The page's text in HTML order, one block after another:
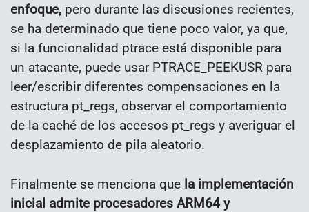
enfoque, pero durante las discusiones recientes,
se ha determinado que tiene poco valor, ya que,
si la funcionalidad ptrace está disponible para
un atacante, puede usar PTRACE_PEEKUSR para
leer/escribir diferentes compensaciones en la
estructura pt_regs, observar el comportamiento
de la caché de los accesos pt_regs y averiguar el
desplazamiento de pila aleatorio.
Finalmente se menciona que la implementación
inicial admite procesadores ARM64 y